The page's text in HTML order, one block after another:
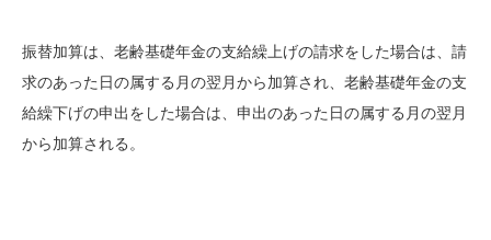
振替加算は、老齢基礎年金の支給繰上げの請求をした場合は、請
求のあった日の属する月の翌月から加算され、老齢基礎年金の支
給繰下げの申出をした場合は、申出のあった日の属する月の翌月
から加算される。